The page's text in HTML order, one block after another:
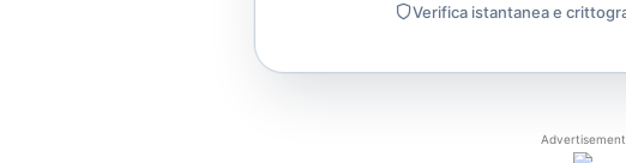
Verifica istantanea e
Advertisement